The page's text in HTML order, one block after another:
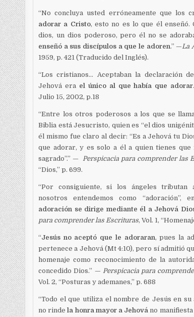
“No concluya usted erróneamente que los
adorar a Cristo, esto no es lo que él enseñó.
dios, un dios poderoso, pero él no se
enseñó a sus discípulos a que le adoren.” —La
1959, p. 421 (Traducido del Inglés).
“Los cristianos… Aceptaban la declaración
Jehová era el único al que había que adorar
Julio 15, 2002, p.18
“Entre los otros poderosos a los que se
Biblia está Jesucristo, quien es “el dios
él mismo fue claro al decir: “Es a Jehová tu
que adorar, y es solo a él a quien tienes
sagrado”.” — Perspicacia para comprender las
“Dios,” p. 699.
“Por consiguiente, si los ángeles
nosotros entendemos como “adoración”,
adoración se dirige mediante él a Jehová
para comprender las Escrituras, Vol. 1,
“Jesús no aceptó que le adoraran, pues la
pertenece a Jehová (Mt 4:10), pero sí admitió
homenaje como reconocimiento de la
concedido Dios.” — Perspicacia para
Vol. 2, “Posturas y ademanes,” p. 688
“Todo el que utiliza el nombre de Jesús en su
no rindela honra mayor a Jehová no